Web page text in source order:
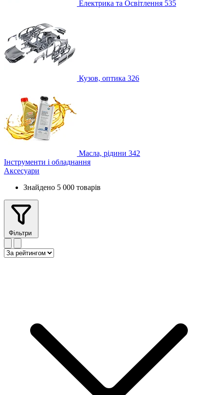
Електрика та Освітлення 535
Кузов, оптика 326
Масла, рідини 342
Інструменти і обладнання
Аксесуари
Знайдено 5 000 товарів
Фільтри